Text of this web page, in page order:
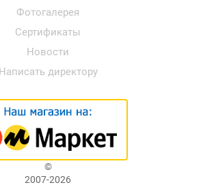
Фотогалерея
Сертификаты
Новости
Написать директору
©
2007-2026